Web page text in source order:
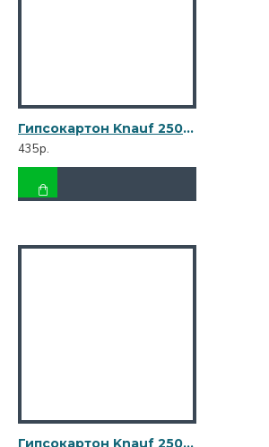
Гипсокартон Knauf 2500х1200х12,5 мм влагостойкий
435р.
Гипсокартон Knauf 2500х1200х12,5 мм огнестойкий